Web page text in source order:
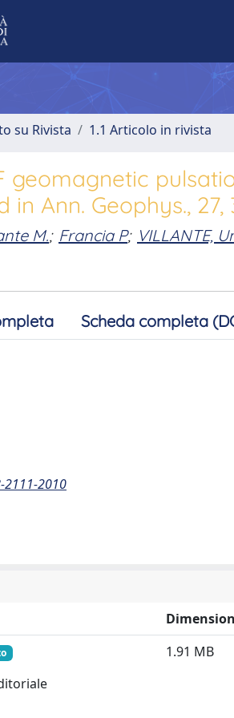
su Rivista 1.1 Articolo in rivista
geomagnetic
Ann. Geophys., 27,
M.; Francia P; VILLANTE,
Scheda completa
2010
1.91 MB